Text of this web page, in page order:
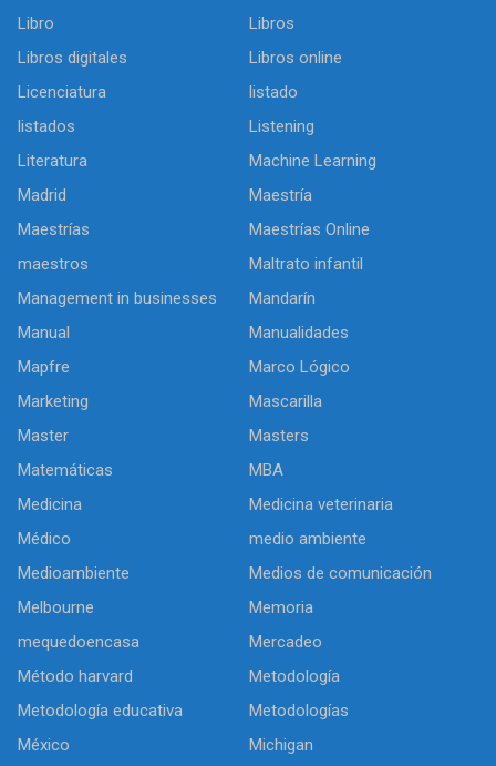
Libro
Libros
Libros digitales
Libros online
Licenciatura
listado
listados
Listening
Literatura
Machine Learning
Madrid
Maestría
Maestrías
Maestrías Online
maestros
Maltrato infantil
Management in businesses
Mandarín
Manual
Manualidades
Mapfre
Marco Lógico
Marketing
Mascarilla
Master
Masters
Matemáticas
MBA
Medicina
Medicina veterinaria
Médico
medio ambiente
Medioambiente
Medios de comunicación
Melbourne
Memoria
mequedoencasa
Mercadeo
Método harvard
Metodología
Metodología educativa
Metodologías
México
Michigan